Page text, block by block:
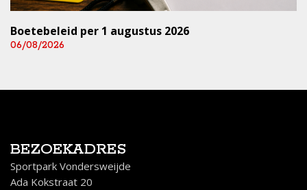
Boetebeleid per 1 augustus 2026
06/08/2026
BEZOEKADRES
Sportpark Vondersweijde
Ada Kokstraat 20